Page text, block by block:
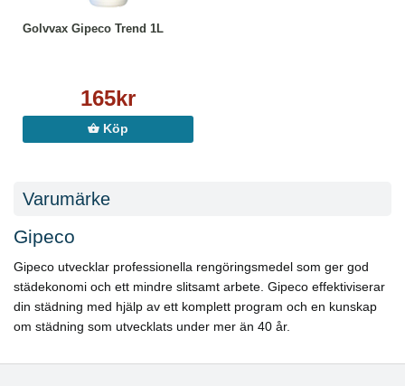
Golvvax Gipeco Trend 1L
165kr
Köp
Varumärke
Gipeco
Gipeco utvecklar professionella rengöringsmedel som ger god
städekonomi och ett mindre slitsamt arbete. Gipeco effektiviserar
din städning med hjälp av ett komplett program och en kunskap
om städning som utvecklats under mer än 40 år.